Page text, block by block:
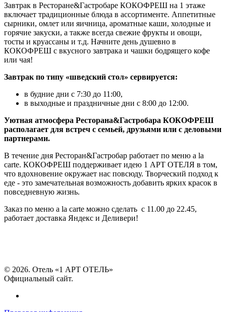
Завтрак в Ресторане&Гастробаре КОКОФРЕШ на 1 этаже
включает традиционные блюда в ассортименте. Аппетитные
сырники, омлет или яичница, ароматные каши, холодные и
горячие закуски, а также всегда свежие фрукты и овощи,
тосты и круассаны и т.д. Начните день душевно в
КОКОФРЕШ с вкусного завтрака и чашки бодрящего кофе
или чая!
Завтрак по типу «шведский стол» сервируется:
в будние дни с 7:30 до 11:00,
в выходные и праздничные дни с 8:00 до 12:00.
Уютная атмосфера Ресторана&Гастробара КОКОФРЕШ
располагает для встреч с семьей, друзьями или с деловыми
партнерами.
В течение дня Ресторан&Гастробар работает по меню a la
carte. КОКОФРЕШ поддерживает идею 1 АРТ ОТЕЛЯ в том,
что вдохновение окружает нас повсюду. Творческий подход к
еде - это замечательная возможность добавить ярких красок в
повседневную жизнь.
Заказ по меню a la carte можно сделать с 11.00 до 22.45,
работает доставка Яндекс и Деливери!
© 2026. Отель «1 АРТ ОТЕЛЬ»
Официальный сайт.